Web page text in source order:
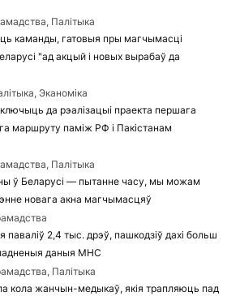
Палітыка
каманды, гатовыя пры магчымасці
"ад акцый і новых вырабаў да
Эканоміка
да рэалізацыі праекта першага
маршруту паміж РФ і Пакістанам
Палітыка
ў Беларусі — пытанне часу, мы можам
новага акна магчымасцяў
2,4 тыс. дрэў, пашкодзіў дахі больш
даныя МНС
Палітыка
кола жанчын-медыкаў, якія трапляюць пад